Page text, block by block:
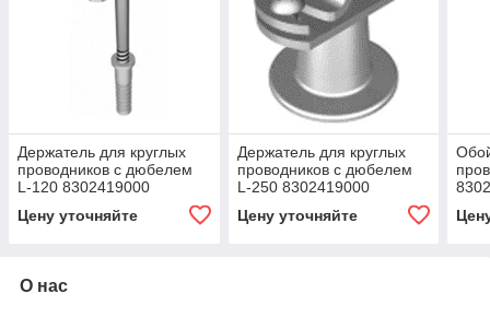
Держатель для круглых
проводников с дюбелем
L-120 8302419000
Цену уточняйте
Держатель для круглых
проводников с дюбелем
L-250 8302419000
Цену уточняйте
О нас